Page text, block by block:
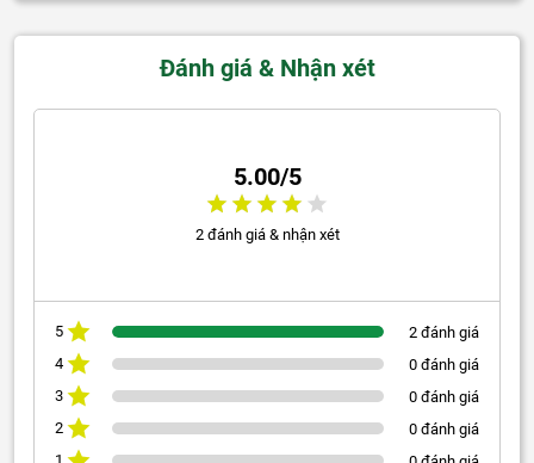
Đánh giá & Nhận xét
5.00/5
2 đánh giá & nhận xét
5
2 đánh giá
4
0 đánh giá
3
0 đánh giá
2
0 đánh giá